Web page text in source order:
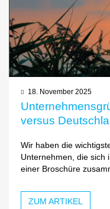
18. November 2025
versus
Wir haben die
Unternehmen, die sich
einer Broschüre
ZUM ARTIKEL